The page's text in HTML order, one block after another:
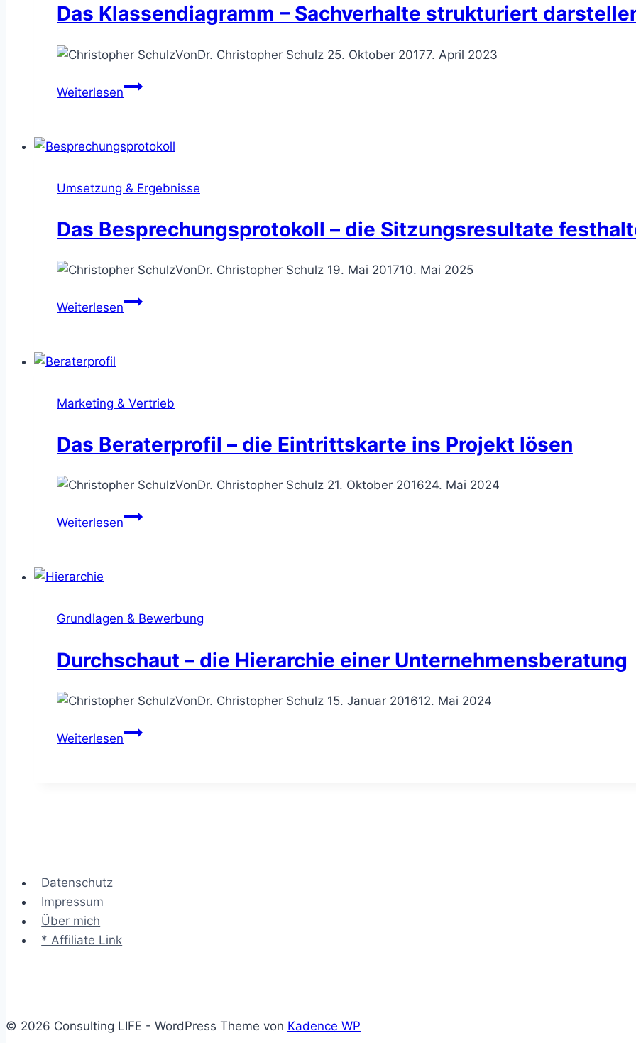
strukturieren
Das Klassendiagramm – Sachverhalte strukturiert
VonDr. Christopher Schulz 25. Oktober 20177. April 2023
WeiterlesenDas
Sachverhalte
darstellen
Umsetzung & Ergebnisse
Das Besprechungsprotokoll – die Sitzungsresultate
VonDr. Christopher Schulz 19. Mai 201710. Mai 2025
WeiterlesenDas
festhalten
Marketing & Vertrieb
Das Beraterprofil – die Eintrittskarte ins Projekt lösen
VonDr. Christopher Schulz 21. Oktober 201624. Mai 2024
WeiterlesenDas
ins
lösen
Grundlagen & Bewerbung
Durchschaut – die Hierarchie einer Unternehmensberatung
VonDr. Christopher Schulz 15. Januar 201612. Mai 2024
WeiterlesenDurchschaut
Datenschutz
Impressum
Über mich
* Affiliate Link
© 2026 Consulting LIFE - WordPress Theme von Kadence WP